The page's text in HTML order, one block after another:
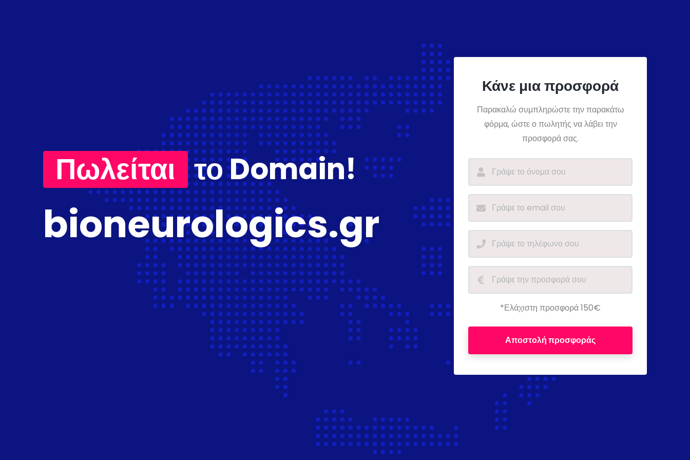
Πωλείται το Domain!
bioneurologics.gr
Κάνε μια προσφορά
Παρακαλώ συμπληρώστε την παρακάτω
φόρμα, ώστε ο πωλητής να λάβει την
προσφορά σας.
*Ελάχιστη προσφορά 150€
Αποστολή προσφοράς